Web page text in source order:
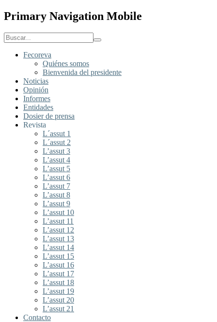
Primary Navigation Mobile
Fecoreva
Quiénes somos
Bienvenida del presidente
Noticias
Opinión
Informes
Entidades
Dosier de prensa
Revista
L´assut 1
L´assut 2
L’assut 3
L’assut 4
L’assut 5
L’assut 6
L’assut 7
L’assut 8
L’assut 9
L’assut 10
L’assut 11
L’assut 12
L’assut 13
L’assut 14
L’assut 15
L’assut 16
L’assut 17
L’assut 18
L’assut 19
L’assut 20
L’assut 21
Contacto